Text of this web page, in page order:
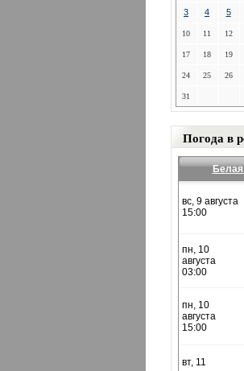
3 4 5
10 11 12
17 18 19
24 25 26
31
Погода в
Белая